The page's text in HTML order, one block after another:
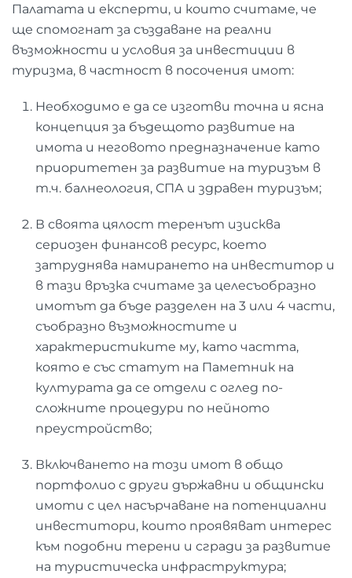
Палатата и експерти, и които считаме, че
ще спомогнат за създаване на реални
възможности и условия за инвестиции в
туризма, в частност в посочения имот:
Необходимо е да се изготви точна и ясна
концепция за бъдещото развитие на
имота и неговото предназначение като
приоритетен за развитие на туризъм в
т.ч. балнеология, СПА и здравен туризъм;
В своята цялост теренът изисква
сериозен финансов ресурс, което
затруднява намирането на инвеститор и
в тази връзка считаме за целесъобразно
имотът да бъде разделен на 3 или 4 части,
съобразно възможностите и
характеристиките му, като частта,
която е със статут на Паметник на
културата да се отдели с оглед по-
сложните процедури по нейното
преустройство;
Включването на този имот в общо
портфолио с други държавни и общински
имоти с цел насърчаване на потенциални
инвеститори, които проявяват интерес
към подобни терени и сгради за развитие
на туристическа инфраструктура;